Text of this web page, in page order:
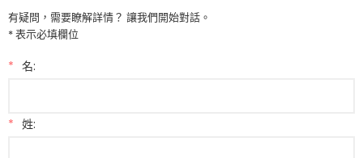
有疑問，需要瞭解詳情？ 讓我們開始對話。
* 表示必填欄位
* 名:
* 姓: